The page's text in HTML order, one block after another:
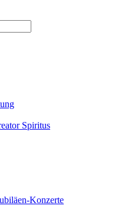
Spiritus
Konzerte